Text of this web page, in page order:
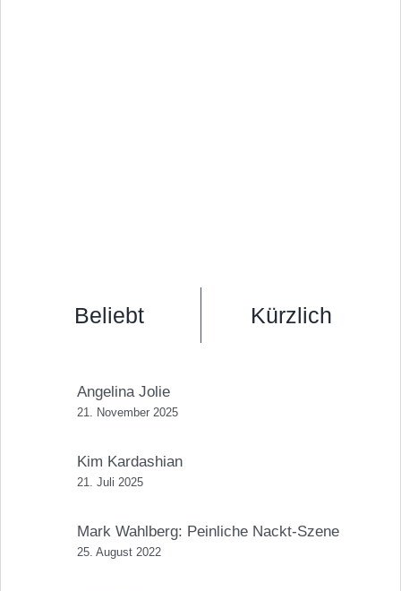
Beliebt Kürzlich
Angelina Jolie
21. November 2025
Kim Kardashian
21. Juli 2025
Mark Wahlberg: Peinliche Nackt-Szene
25. August 2022